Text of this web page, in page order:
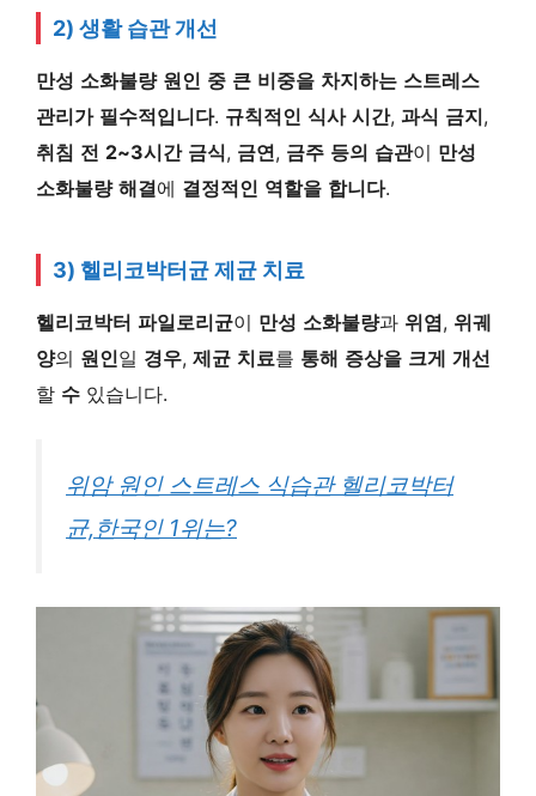
2) 생활 습관 개선
만성 소화불량 원인 중 큰 비중을 차지하는 스트레스
관리가 필수적입니다. 규칙적인 식사 시간, 과식 금지,
취침 전 2~3시간 금식, 금연, 금주 등의 습관이 만성
소화불량 해결에 결정적인 역할을 합니다.
3) 헬리코박터균 제균 치료
헬리코박터 파일로리균이 만성 소화불량과 위염, 위궤
양의 원인일 경우, 제균 치료를 통해 증상을 크게 개선
할 수 있습니다.
위암 원인 스트레스 식습관 헬리코박터
균,한국인 1위는?